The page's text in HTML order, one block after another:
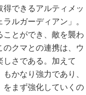
得できるアルティメッ
ルガーディアン」。
ことができ、敵を襲わ
クマとの連携は、ウ
しさである。加えて
もかなり強力であり、
をまず強化していくの